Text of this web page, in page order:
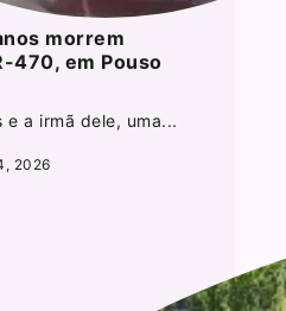
morrem
470, em Pouso
e a irmã dele, uma...
2026